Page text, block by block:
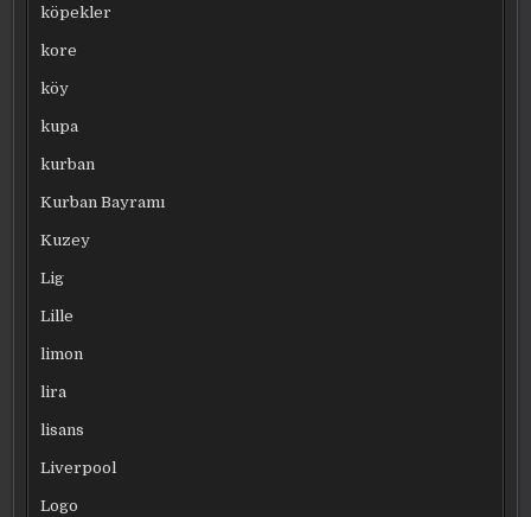
köpekler
kore
köy
kupa
kurban
Kurban Bayramı
Kuzey
Lig
Lille
limon
lira
lisans
Liverpool
Logo